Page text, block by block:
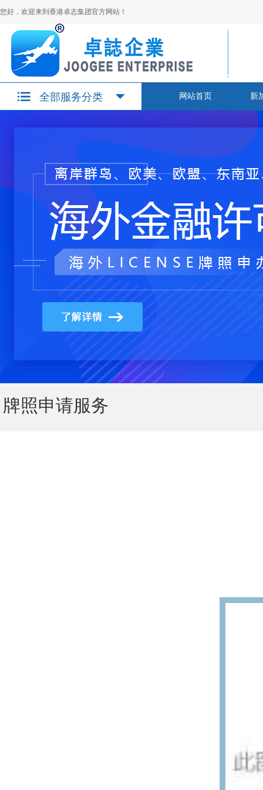
您好，欢迎来到香港卓志集团官方网站！
全部服务分类 网站首页 新
牌照申请服务